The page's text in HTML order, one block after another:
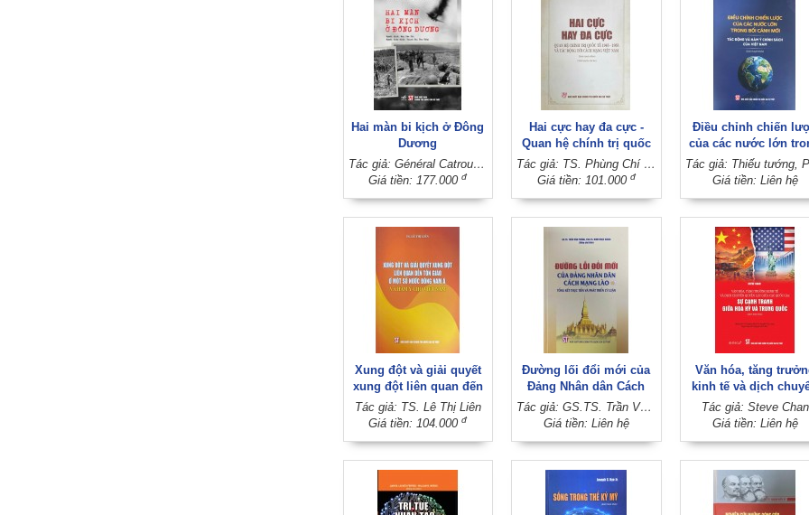
Hai màn bi kịch ở Đông
Dương
Tác giả: Général Catroux; Người dịch: Mai Yên Thi; Người hiệu đính: Trịnh Thị Thu Thủy
Giá tiền: 177.000đ
Hai cực hay đa cực -
Quan hệ chính trị quốc
tế 1945 - 1955 và tác
động tới cách mạng Việt
Tác giả: TS. Phùng Chí Kiên
Giá tiền: 101.000 đ
Điều chỉnh chiến
của các nước lớn
bối cảnh mới: Tác
và hàm ý chính sách
Giá tiền: Liên hệ
Xung đột và giải quyết
xung đột liên quan đến
tôn giáo ở một số nước
Đông Nam Á và hàm ý
Tác giả: TS. Lê Thị Liên
Giá tiền: 104.000đ
Đường lối đổi mới của
Đảng Nhân dân Cách
mạng Lào - Tổng kết
thực tiễn và phát triển lý
Tác giả: GS.TS. Trần Văn Phòng, PGS.TS. Đinh Ngọc Giang (Đồng chủ biên)
Giá tiền: Liên hệ
Văn hóa, tăng
kinh tế và dịch
quyền lực giữa các
gia: Sự cạnh tranh
Tác giả: Steve Chan
Giá tiền: Liên hệ